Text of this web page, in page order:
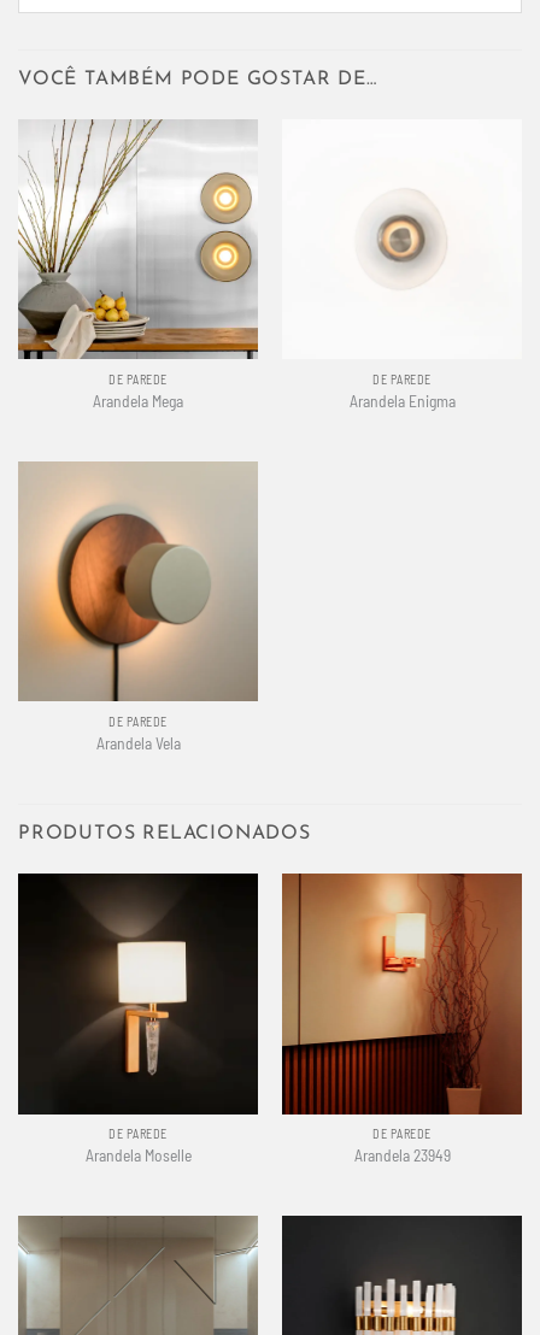
VOCÊ TAMBÉM PODE GOSTAR DE…
DE PAREDE
Arandela Mega
DE PAREDE
Arandela Enigma
DE PAREDE
Arandela Vela
PRODUTOS RELACIONADOS
DE PAREDE
Arandela Moselle
DE PAREDE
Arandela 23949